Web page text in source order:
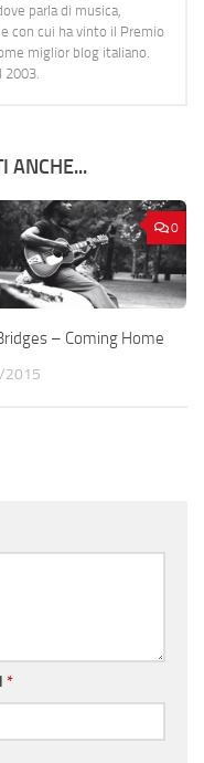
parla di musica,
con cui ha vinto il Premio
miglior blog italiano.
2003.
ANCHE...
0
– Coming Home
2015
*